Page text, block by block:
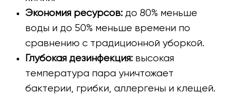
Экономия ресурсов: до 80% меньше
воды и до 50% меньше времени по
сравнению с традиционной уборкой.
Глубокая дезинфекция: высокая
температура пара уничтожает
бактерии, грибки, аллергены и клещей.